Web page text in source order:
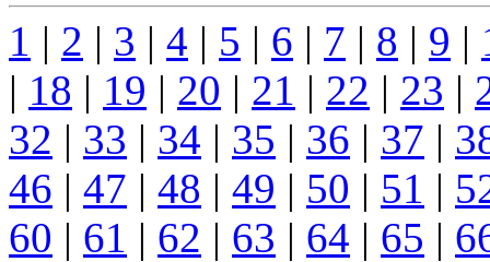
1 | 2 | 3 | 4 | 5 | 6 | 7 | 8 | 9 |
| 18 | 19 | 20 | 21 | 22 | 23 |
32 | 33 | 34 | 35 | 36 | 37 |
46 | 47 | 48 | 49 | 50 | 51 |
60 | 61 | 62 | 63 | 64 | 65 |